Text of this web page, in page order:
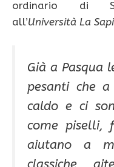
ordinario di
all’Università La
Già a Pasqua
pesanti che
caldo e ci
come piselli,
aiutano a